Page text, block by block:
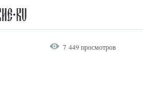
7 449 просмотров